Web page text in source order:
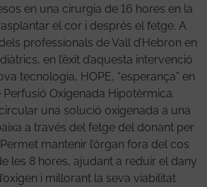
en una cirurgia de 16 hores en la
el cor i després el fetge. A
professionals de Vall d’Hebron en
en l’èxit d’aquesta intervenció
tecnologia, HOPE, “esperança” en
Oxigenada Hipotèrmica.
una solució oxigenada a una
a través del fetge del donant per
mantenir l’òrgan fora del cos
les 8 hores, ajudant a reduir el dany
i millorant la seva viabilitat